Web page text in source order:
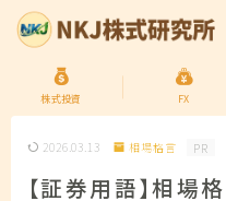
MENU
トップページ
株式投資 FX
2026.03.13 相場格言 PR
【証券用語】相場